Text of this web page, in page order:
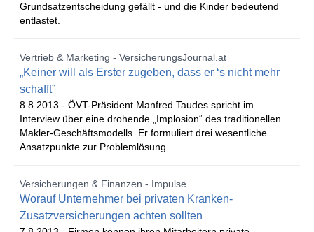
Grundsatzentscheidung gefällt - und die Kinder bedeutend
entlastet.
Vertrieb & Marketing - VersicherungsJournal.at
„Keiner will als Erster zugeben, dass er ‘s nicht mehr
schafft”
8.8.2013 - ÖVT-Präsident Manfred Taudes spricht im
Interview über eine drohende „Implosion“ des traditionellen
Makler-Geschäftsmodells. Er formuliert drei wesentliche
Ansatzpunkte zur Problemlösung.
Versicherungen & Finanzen - Impulse
Worauf Unternehmer bei privaten Kranken-
Zusatzversicherungen achten sollten